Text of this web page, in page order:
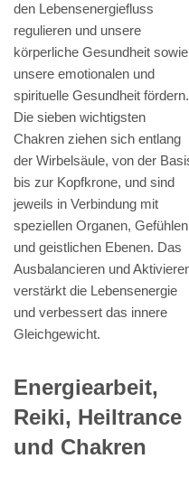
den Lebensenergiefluss
regulieren und unsere
körperliche Gesundheit sowie
unsere emotionalen und
spirituelle Gesundheit fördern.
Die sieben wichtigsten
Chakren ziehen sich entlang
der Wirbelsäule, von der
bis zur Kopfkrone, und sind
jeweils in Verbindung mit
speziellen Organen, Gefühlen
und geistlichen Ebenen. Das
Ausbalancieren und
verstärkt die Lebensenergie
und verbessert das innere
Gleichgewicht.
Energiearbeit,
Reiki, Heiltrance
und Chakren